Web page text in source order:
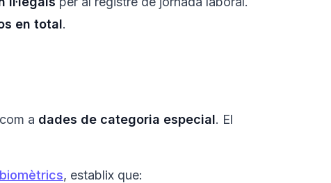
en total.
a dades de categoria especial. El
, establix que: